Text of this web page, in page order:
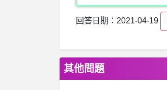
回答日期：2021-04-19
其他問題